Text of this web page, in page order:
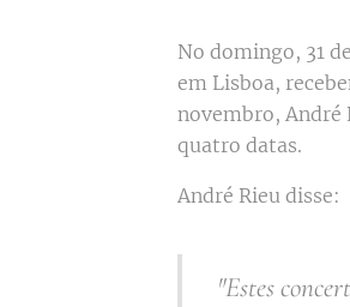
No domingo, 31
em Lisboa,
novembro, André
quatro datas.
André Rieu disse:
"Estes